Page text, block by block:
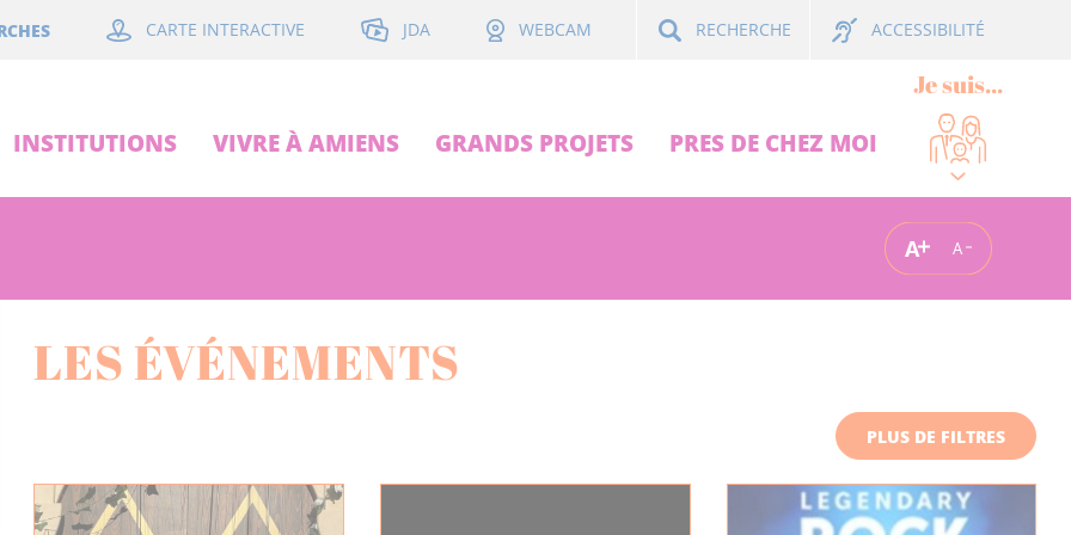
CARTE INTERACTIVE JDA WEBCAM RECHERCHE ACCESSIBILITÉ
INSTITUTIONS VIVRE À AMIENS GRANDS PROJETS PRES DE CHEZ MOI
Je suis...
A A
LES ÉVÉNEMENTS
PLUS DE FILTRES